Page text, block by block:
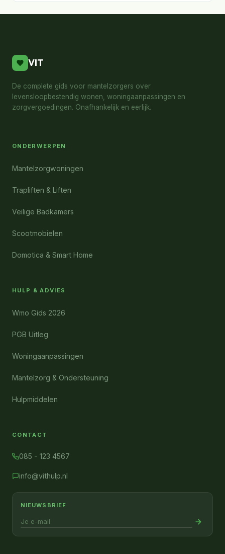
VIT
De complete gids voor mantelzorgers over
levensloopbestendig wonen, woningaanpassingen en
zorgvergoedingen. Onafhankelijk en eerlijk.
ONDERWERPEN
Mantelzorgwoningen
Trapliften & Liften
Veilige Badkamers
Scootmobielen
Domotica & Smart Home
HULP & ADVIES
Wmo Gids 2026
PGB Uitleg
Woningaanpassingen
Mantelzorg & Ondersteuning
Hulpmiddelen
CONTACT
085 - 123 4567
info@vithulp.nl
NIEUWSBRIEF